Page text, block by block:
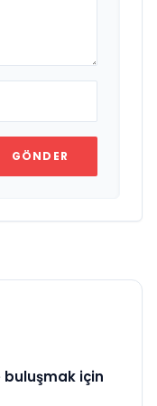
GÖNDER
buluşmak için